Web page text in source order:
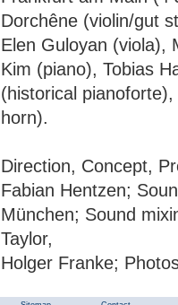
Dorchêne (violin/gut
Elen Guloyan (viola),
Kim (piano), Tobias
(historical
horn).
Direction, Concept,
Fabian Hentzen;
München; Sound
Taylor,
Holger Franke;